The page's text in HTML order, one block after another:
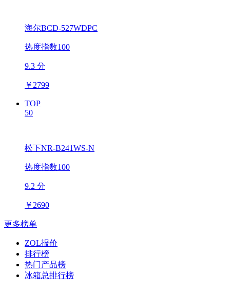
海尔BCD-527WDPC
热度指数100
9.3 分
￥ 2799
TOP
50
松下NR-B241WS-N
热度指数100
9.2 分
￥ 2690
更多榜单
ZOL报价
排行榜
热门产品榜
冰箱总排行榜